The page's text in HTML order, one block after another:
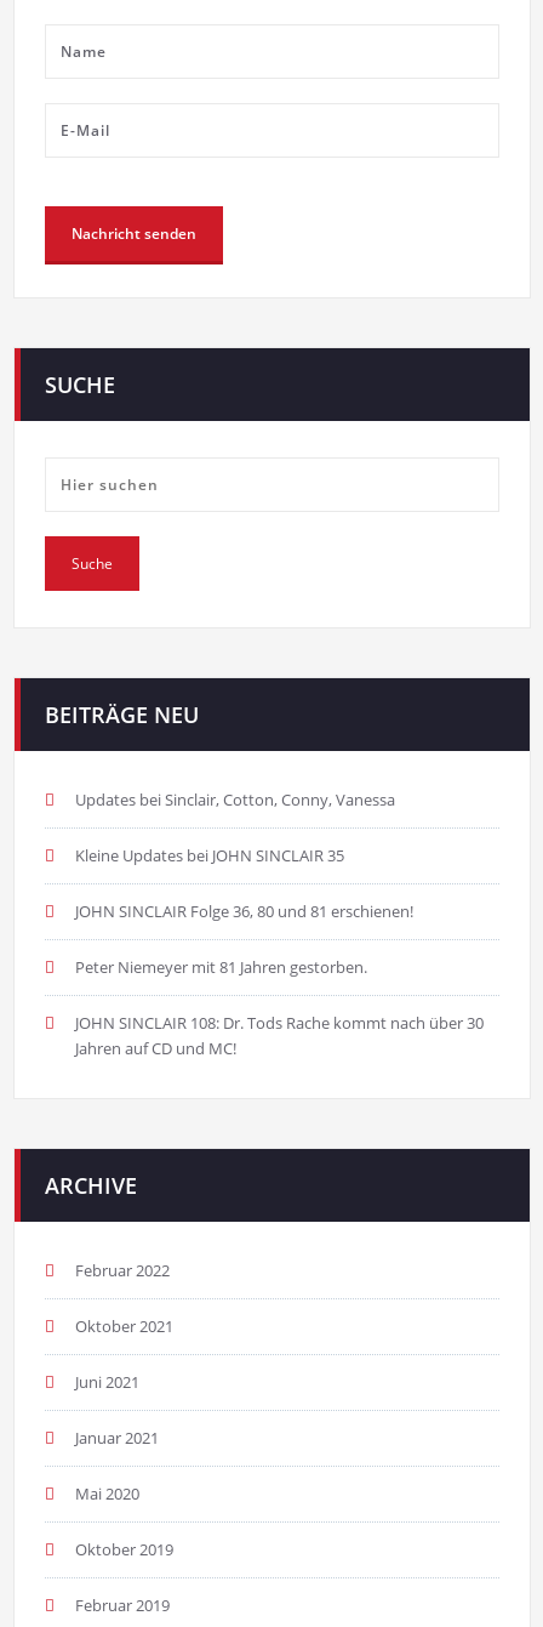
SUCHE
BEITRÄGE NEU
Updates bei Sinclair, Cotton, Conny, Vanessa
Kleine Updates bei JOHN SINCLAIR 35
JOHN SINCLAIR Folge 36, 80 und 81 erschienen!
Peter Niemeyer mit 81 Jahren gestorben.
JOHN SINCLAIR 108: Dr. Tods Rache kommt nach über 30
Jahren auf CD und MC!
ARCHIVE
Februar 2022
Oktober 2021
Juni 2021
Januar 2021
Mai 2020
Oktober 2019
Februar 2019